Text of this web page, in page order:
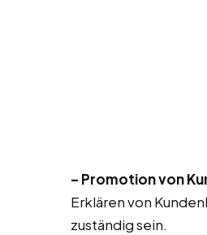
– Promotion von
Erklären von
zuständig sein.